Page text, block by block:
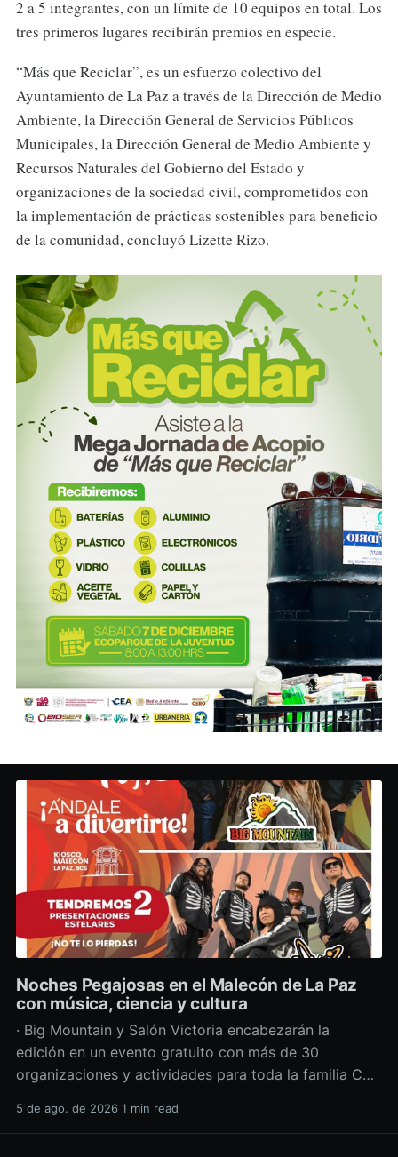
2 a 5 integrantes, con un límite de 10 equipos en total. Los
tres primeros lugares recibirán premios en especie.
“Más que Reciclar”, es un esfuerzo colectivo del
Ayuntamiento de La Paz a través de la Dirección de Medio
Ambiente, la Dirección General de Servicios Públicos
Municipales, la Dirección General de Medio Ambiente y
Recursos Naturales del Gobierno del Estado y
organizaciones de la sociedad civil, comprometidos con
la implementación de prácticas sostenibles para beneficio
de la comunidad, concluyó Lizette Rizo.
Noches Pegajosas en el Malecón de La Paz
con música, ciencia y cultura
· Big Mountain y Salón Victoria encabezarán la
edición en un evento gratuito con más de 30
organizaciones y actividades para toda la familia Con
divulgación científica y actividades culturales
5 de ago. de 2026 1 min read